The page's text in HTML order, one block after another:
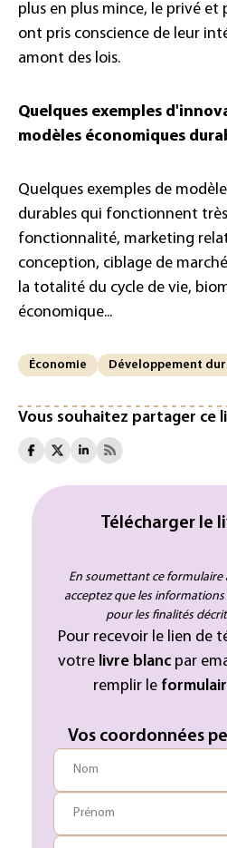
plus en plus mince, le privé et
ont pris conscience de leur
amont des lois.
Quelques exemples
modèles économiques
Quelques exemples de
durables qui fonctionnent
fonctionnalité, marketing
conception, ciblage de
la totalité du cycle de vie,
économique...
Économie Développement
Vous souhaitez partager ce
Télécharger le
En soumettant ce formulaire
acceptez que les
pour les finalités
Pour recevoir le lien de
votre livre blanc par
remplir le
Vos coordonnées
Nom
Prénom